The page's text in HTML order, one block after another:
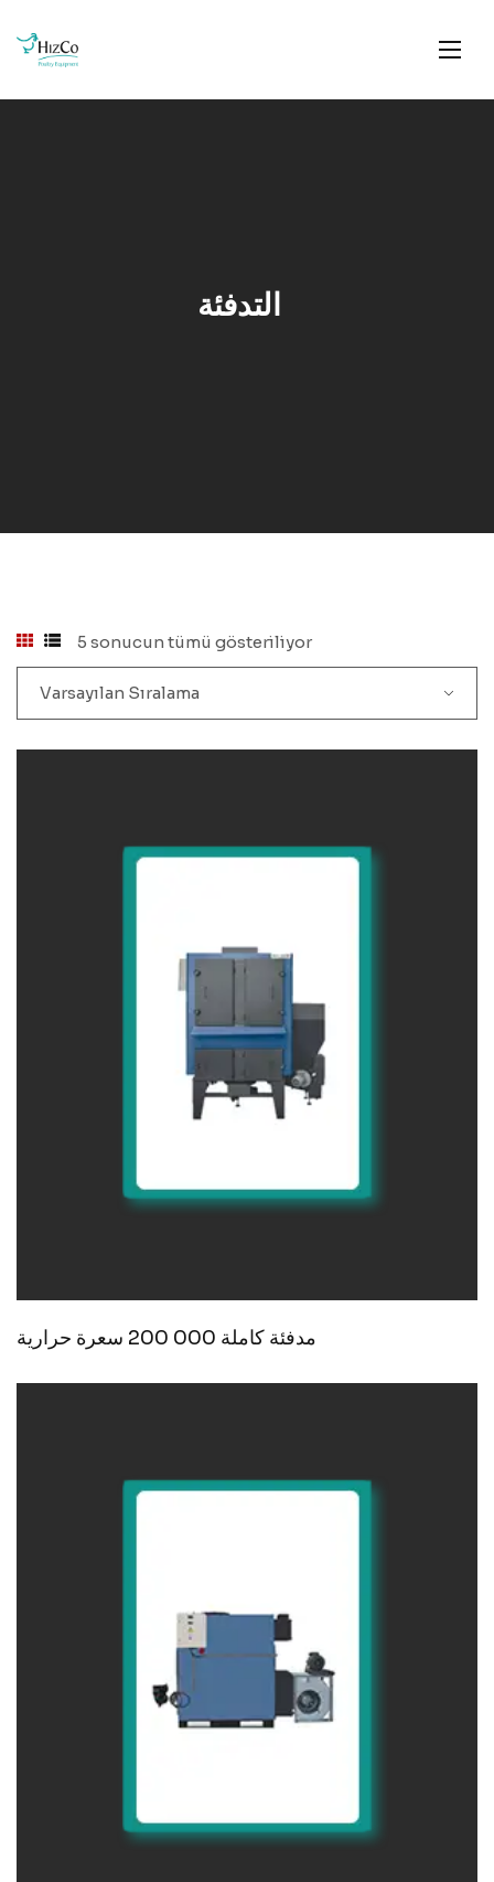
التدفئة
5 sonucun tümü gösteriliyor
Varsayılan Sıralama
مدفئة كاملة 000 200 سعرة حرارية